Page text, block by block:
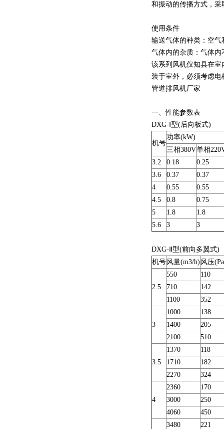
和振动的传播方式，
使用条件
输送气体的种类：空
气体内的杂质：气体内
该系列风机仅知县在
装于室外，必须考虑电
管道排风机厂家
一、性能参数表
DXG-Ⅰ型(后向
机号
功率(kW)
三相380V单相
3.2
0.18
0.25
3.6
0.37
0.37
4
0.55
0.55
4.5
0.8
0.75
5
1.8
1.8
5.6
3 3
DXG-Ⅱ型(前向多翼式)
机号风量(m3/h) 风压
2.5
550
110
710
142
1100
352
3
1000
138
1400
205
2100
510
3.5
1370
118
1710
182
2270
324
4
2360
170
3000
250
4060
450
3480
221